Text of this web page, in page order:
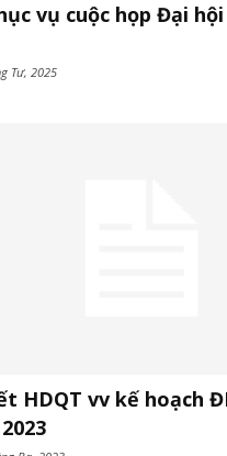
vụ cuộc họp Đại
Tư, 2025
HDQT vv kế hoạch